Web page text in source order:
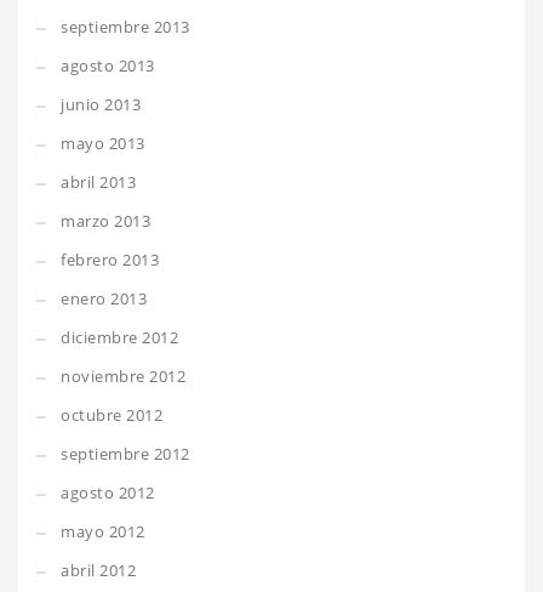
septiembre 2013
agosto 2013
junio 2013
mayo 2013
abril 2013
marzo 2013
febrero 2013
enero 2013
diciembre 2012
noviembre 2012
octubre 2012
septiembre 2012
agosto 2012
mayo 2012
abril 2012